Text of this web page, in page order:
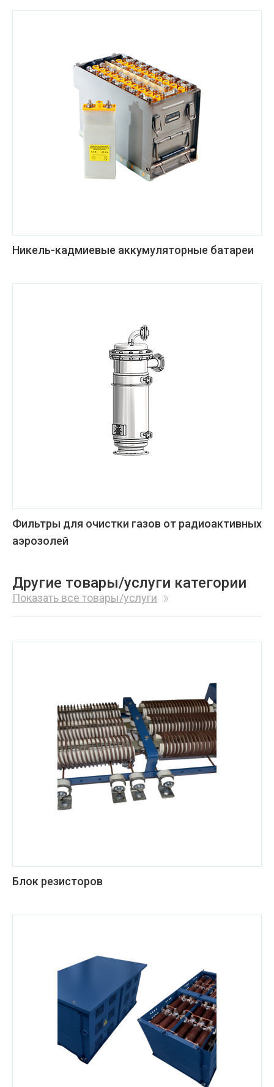
Никель-кадмиевые аккумуляторные батареи
Фильтры для очистки газов от радиоактивных
аэрозолей
Другие товары/услуги категории
Показать все товары/услуги
Блок резисторов